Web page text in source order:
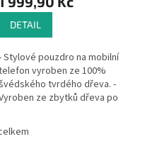
DETAIL
Stylové pouzdro na mobilní
vyroben ze 100%
tvrdého dřeva. -
ze zbytků dřeva po
- Nárazuvzdorné dřevo díky...